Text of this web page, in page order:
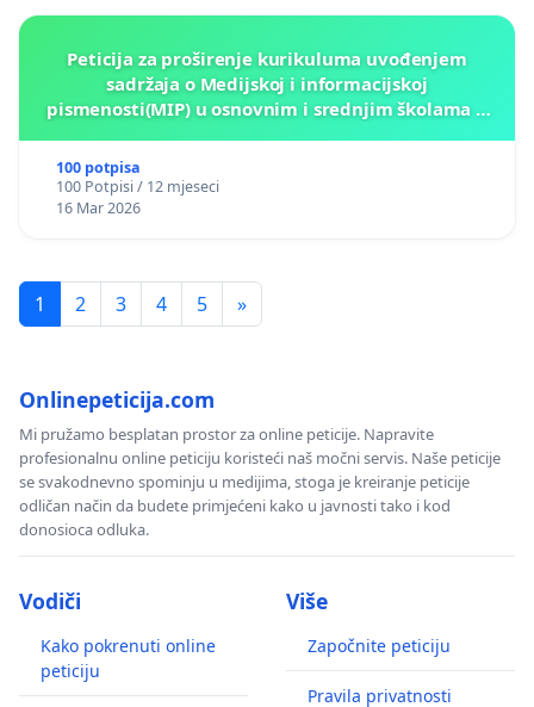
Peticija za proširenje kurikuluma uvođenjem
sadržaja o Medijskoj i informacijskoj
pismenosti(MIP) u osnovnim i srednjim školama u
100 potpisa
100 Potpisi / 12 mjeseci
16 Mar 2026
1 2 3 4 5 »
Onlinepeticija.com
Mi pružamo besplatan prostor za online peticije. Napravite
profesionalnu online peticiju koristeći naš močni servis. Naše peticije
se svakodnevno spominju u medijima, stoga je kreiranje peticije
odličan način da budete primjećeni kako u javnosti tako i kod
donosioca odluka.
Vodiči
Kako pokrenuti online
peticiju
Više
Započnite peticiju
Pravila privatnosti